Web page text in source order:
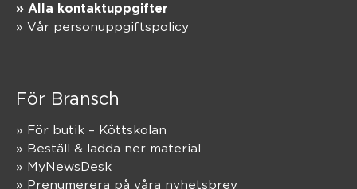
» Alla kontaktuppgifter
» Vår personuppgiftspolicy
För Bransch
» För butik – Köttskolan
» Beställ & ladda ner material
» MyNewsDesk
» Prenumerera på våra nyhetsbrev